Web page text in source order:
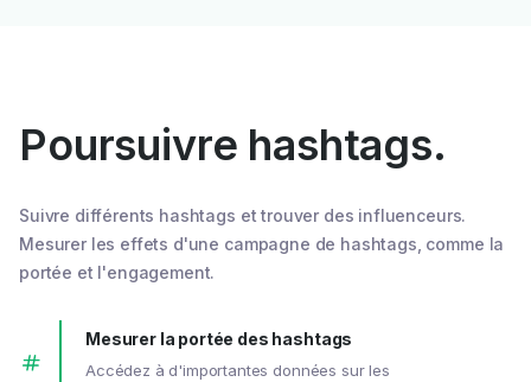
Poursuivre hashtags.
Suivre différents hashtags et trouver des influenceurs.
Mesurer les effets d'une campagne de hashtags, comme la
portée et l'engagement.
Mesurer la portée des hashtags
Accédez à d'importantes données sur les